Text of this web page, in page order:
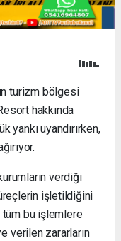
turizm bölgesi
hakkında
yankı uyandırırken,
verdiği
işletildiğini
tüm bu işlemlere
verilen zararların